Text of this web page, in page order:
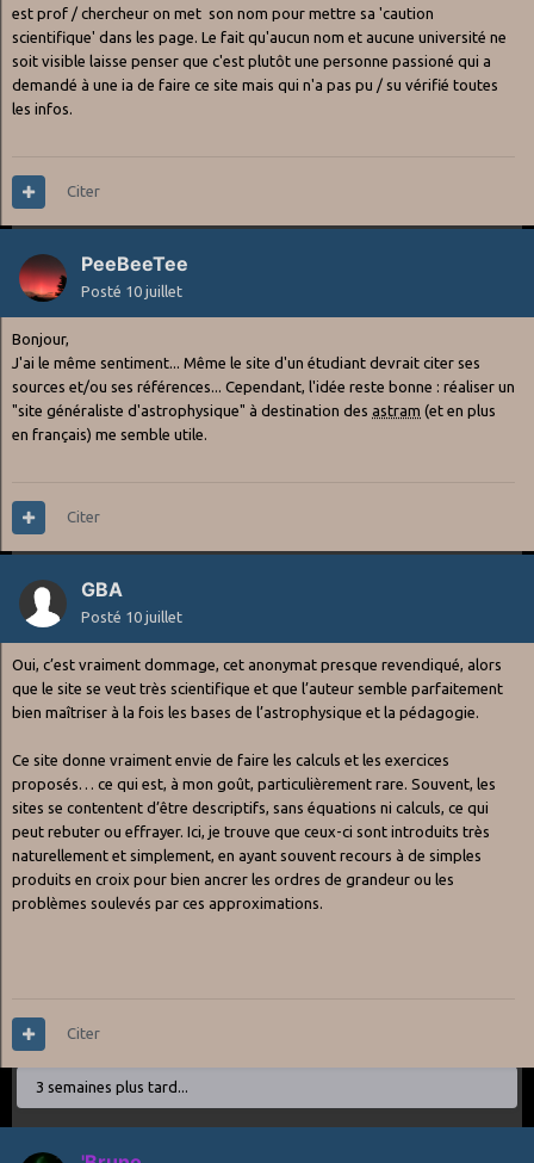
est prof / chercheur on met son nom pour mettre sa 'caution
scientifique' dans les page. Le fait qu'aucun nom et aucune université ne
soit visible laisse penser que c'est plutôt une personne passioné qui a
demandé à une ia de faire ce site mais qui n'a pas pu / su vérifié toutes
les infos.
Citer
PeeBeeTee
Posté 10 juillet
Bonjour,
J'ai le même sentiment... Même le site d'un étudiant devrait citer ses
sources et/ou ses références... Cependant, l'idée reste bonne : réaliser un
"site généraliste d'astrophysique" à destination des astram (et en plus
en français) me semble utile.
Citer
GBA
Posté 10 juillet
Oui, c’est vraiment dommage, cet anonymat presque revendiqué, alors
que le site se veut très scientifique et que l’auteur semble parfaitement
bien maîtriser à la fois les bases de l’astrophysique et la pédagogie.
Ce site donne vraiment envie de faire les calculs et les exercices
proposés… ce qui est, à mon goût, particulièrement rare. Souvent, les
sites se contentent d’être descriptifs, sans équations ni calculs, ce qui
peut rebuter ou effrayer. Ici, je trouve que ceux-ci sont introduits très
naturellement et simplement, en ayant souvent recours à de simples
produits en croix pour bien ancrer les ordres de grandeur ou les
problèmes soulevés par ces approximations.
Citer
3 semaines plus tard...